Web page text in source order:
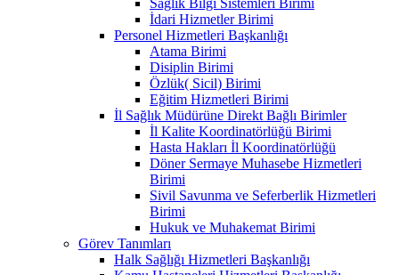
İdari Hizmetler Birimi
Personel Hizmetleri Başkanlığı
Atama Birimi
Disiplin Birimi
Özlük( Sicil) Birimi
Eğitim Hizmetleri Birimi
İl Sağlık Müdürüne Direkt Bağlı Birimler
İl Kalite Koordinatörlüğü Birimi
Hasta Hakları İl Koordinatörlüğü
Döner Sermaye Muhasebe Hizmetleri
Birimi
Sivil Savunma ve Seferberlik Hizmetleri
Birimi
Hukuk ve Muhakemat Birimi
Görev Tanımları
Halk Sağlığı Hizmetleri Başkanlığı